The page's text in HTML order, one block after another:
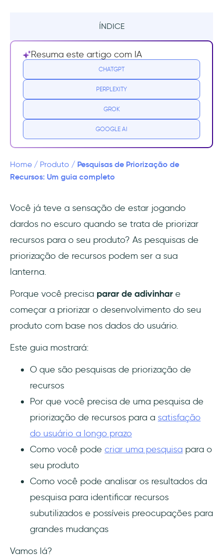
ÍNDICE
Resumo
O que é uma pesquisa de priorização de
recursos?
Seus recursos se concentram em usuários
Você toma decisões baseadas em dados
Você melhora a alocação de recursos
Você reduz o risco de desenvolvimento
Um guia para a realização da pesquisa de
Perguntas a serem feitas na pesquisa de
Estratégias eficazes para a pesquisa de
priorização de recursos
Quando realizar uma pesquisa de
Dos dados às percepções acionáveis
Perguntas Frequentes
recursos?
Resuma este artigo com IA
CHATGPT
PERPLEXITY
GROK
GOOGLE AI
Home / Produto / Pesquisas de Priorização de
Recursos: Um guia completo
Você já teve a sensação de estar jogando
dardos no escuro quando se trata de priorizar
recursos para o seu produto? As pesquisas de
priorização de recursos podem ser a sua
lanterna.
Porque você precisa parar de adivinhare
começar a priorizar o desenvolvimento do seu
produto com base nos dados do usuário.
Este guia mostrará:
O que são pesquisas de priorização de
recursos
Por que você precisa de uma pesquisa de
priorização de recursos para a satisfação
do usuário a longo prazo
Como você pode criar uma pesquisa para o
seu produto
Como você pode analisar os resultados da
pesquisa para identificar recursos
subutilizados e possíveis preocupações para
grandes mudanças
Vamos lá?